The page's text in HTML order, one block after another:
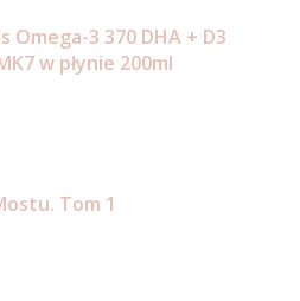
Omega-3 370 DHA + D3
w płynie 200ml
Tom 1